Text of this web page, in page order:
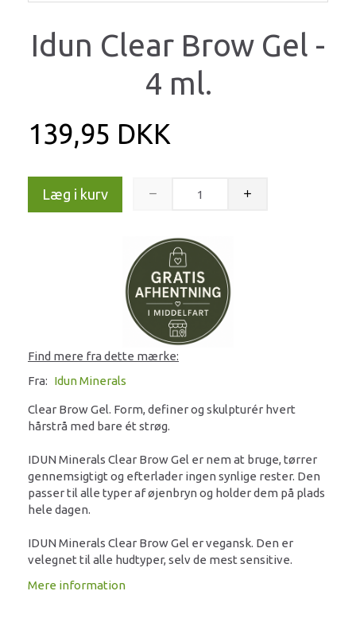
Idun Clear Brow Gel -
4 ml.
139,95 DKK
Læg i kurv
Find mere fra dette mærke:
Fra: Idun Minerals
Clear Brow Gel. Form, definer og skulpturér hvert
hårstrå med bare ét strøg.
IDUN Minerals Clear Brow Gel er nem at bruge, tørrer
gennemsigtigt og efterlader ingen synlige rester. Den
passer til alle typer af øjenbryn og holder dem på plads
hele dagen.
IDUN Minerals Clear Brow Gel er vegansk. Den er
velegnet til alle hudtyper, selv de mest sensitive.
Mere information